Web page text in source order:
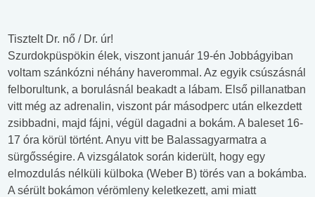
Tisztelt Dr. nő / Dr. úr!
Szurdokpüspökin élek, viszont január 19-én Jobbágyiban
voltam szánkózni néhány haverommal. Az egyik csúszásnál
felborultunk, a borulásnál beakadt a lábam. Első pillanatban
vitt még az adrenalin, viszont pár másodperc után elkezdett
zsibbadni, majd fájni, végül dagadni a bokám. A baleset 16-
17 óra körül történt. Anyu vitt be Balassagyarmatra a
sürgősségire. A vizsgálatok során kiderült, hogy egy
elmozdulás nélküli külboka (Weber B) törés van a bokámba.
A sérült bokámon vérömleny keletkezett, ami miatt